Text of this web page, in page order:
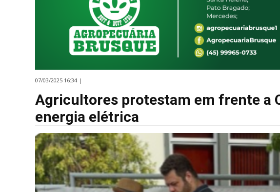
07/03/2025 16:34 |
Agricultores protestam em frente a
energia elétrica